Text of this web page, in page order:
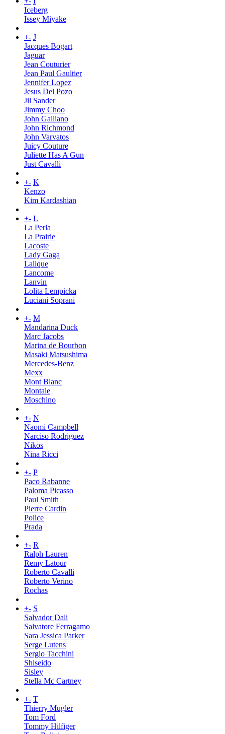
Iceberg
Issey Miyake
+- J
Jacques Bogart
Jaguar
Jean Couturier
Jean Paul Gaultier
Jennifer Lopez
Jesus Del Pozo
Jil Sander
Jimmy Choo
John Galliano
John Richmond
John Varvatos
Juicy Couture
Juliette Has A Gun
Just Cavalli
+- K
Kenzo
Kim Kardashian
+- L
La Perla
La Prairie
Lacoste
Lady Gaga
Lalique
Lancome
Lanvin
Lolita Lempicka
Luciani Soprani
+- M
Mandarina Duck
Marc Jacobs
Marina de Bourbon
Masaki Matsushima
Mercedes-Benz
Mexx
Mont Blanc
Montale
Moschino
+- N
Naomi Campbell
Narciso Rodriguez
Nikos
Nina Ricci
+- P
Paco Rabanne
Paloma Picasso
Paul Smith
Pierre Cardin
Police
Prada
+- R
Ralph Lauren
Remy Latour
Roberto Cavalli
Roberto Verino
Rochas
+- S
Salvador Dali
Salvatore Ferragamo
Sara Jessica Parker
Serge Lutens
Sergio Tacchini
Shiseido
Sisley
Stella Mc Cartney
+- T
Thierry Mugler
Tom Ford
Tommy Hilfiger